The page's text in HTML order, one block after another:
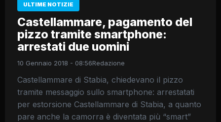
ULTIME NOTIZIE
Castellammare, pagamento del
pizzo tramite smartphone:
arrestati due uomini
10 Gennaio 2018 - 08:56Redazione
Castellammare di Stabia, chiedevano il pizzo
tramite messaggio sullo smartphone: arrestatati
per estorsione Castellammare di Stabia, a quanto
pare anche la camorra è diventata più “smart”